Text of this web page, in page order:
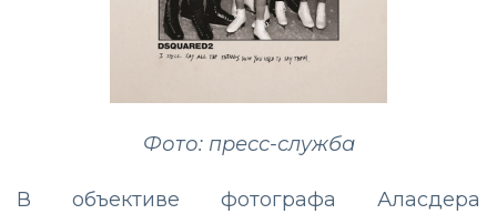
Фото: пресс-служба
В объективе фотографа Аласдера